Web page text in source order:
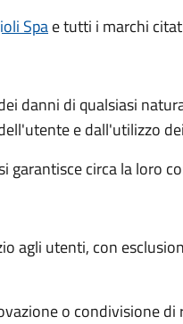
Spae tutti i marchi
danni di qualsiasi
e dall'utilizzo
circa la loro
agli utenti, con
o condivisione